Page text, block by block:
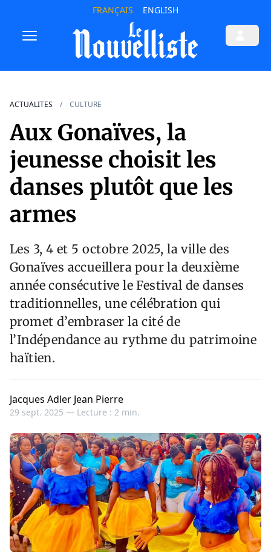
FRANÇAIS ENGLISH
ACTUALITES CULTURE
Aux Gonaïves, la
jeunesse choisit les
danses plutôt que les
armes
Les 3, 4 et 5 octobre 2025, la ville des
Gonaïves accueillera pour la deuxième
année consécutive le Festival de danses
traditionnelles, une célébration qui
promet d’embraser la cité de
l’Indépendance au rythme du patrimoine
haïtien.
Jacques Adler Jean Pierre
29 sept. 2025 — Lecture : 2 min.